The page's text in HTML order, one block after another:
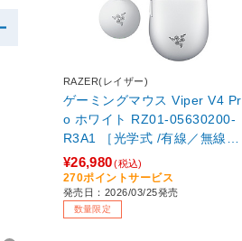
RAZER(レイザー)
ゲーミングマウス Viper V4 Pr
o ホワイト RZ01-05630200-
R3A1 ［光学式 /有線／無線
(ワイヤレス) /6ボタン /USB］
【sof001】
¥26,980(税込)
270ポイントサービス
発売日：2026/03/25発売
数量限定